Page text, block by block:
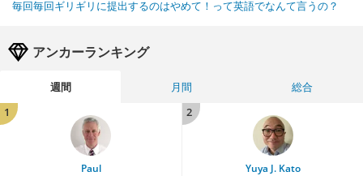
毎回毎回ギリギリに提出するのはやめて！って英語でなんて言うの？
アンカーランキング
週間 月間
総合
1
Paul
2
Yuya J. Kato